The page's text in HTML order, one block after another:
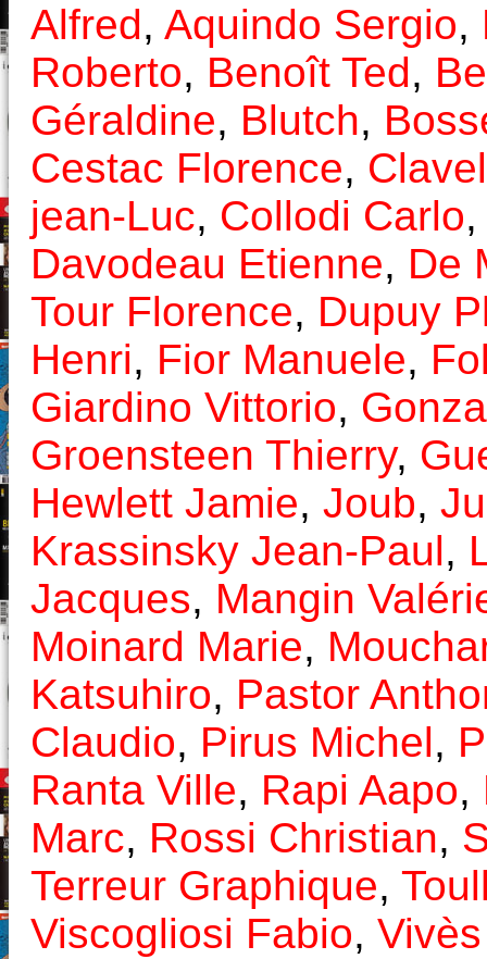
Alfred, Aquindo Sergio,
Roberto, Benoît Ted,
Géraldine, Blutch,
Cestac Florence,
jean-Luc, Collodi Carlo
Davodeau Etienne, De
Tour Florence, Dupuy
Henri, Fior Manuele,
Giardino Vittorio,
Groensteen Thierry,
Hewlett Jamie, Joub,
Krassinsky Jean-Paul,
Jacques, Mangin
Moinard Marie,
Katsuhiro, Pastor
Claudio, Pirus Michel,
Ranta Ville, Rapi Aapo,
Marc, Rossi Christian,
Terreur Graphique,
Viscogliosi Fabio,